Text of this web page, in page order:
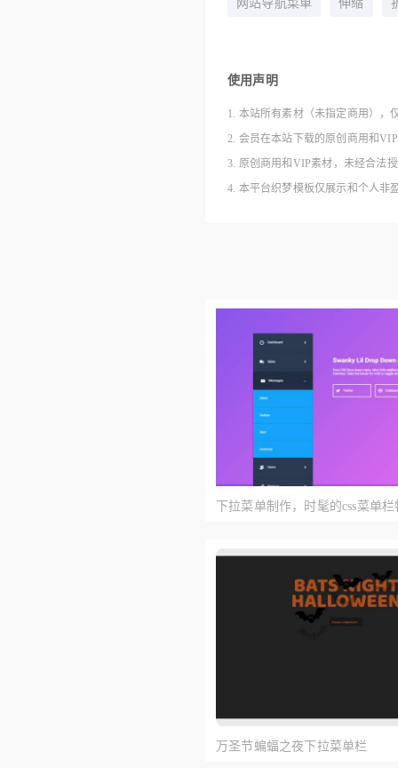
网站导航菜单 伸缩
使用声明
1. 本站所有素材（未指定商用），
2. 会员在本站下载的原创商用和
3. 原创商用和VIP素材，未经合法
4. 本平台织梦模板仅展示和个人非
下拉菜单制作，时髦的css菜单
万圣节蝙蝠之夜下拉菜单栏